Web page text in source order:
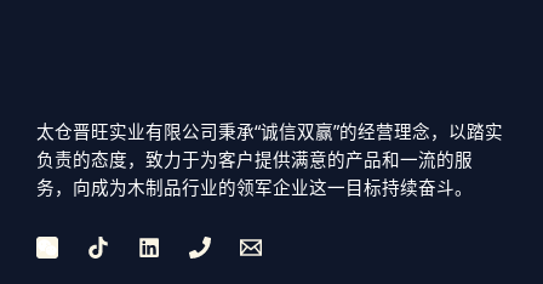
太仓晋旺实业有限公司秉承“诚信双赢”的经营理念，以踏实
负责的态度，致力于为客户提供满意的产品和一流的服
务，向成为木制品行业的领军企业这一目标持续奋斗。